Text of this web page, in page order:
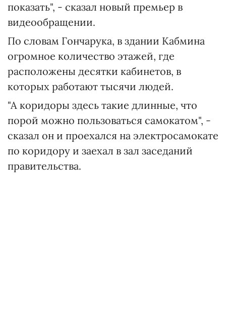
показать", - сказал новый премьер в
видеообращении.
По словам Гончарука, в здании Кабмина
огромное количество этажей, где
расположены десятки кабинетов, в
которых работают тысячи людей.
"А коридоры здесь такие длинные, что
порой можно пользоваться самокатом", -
сказал он и проехался на электросамокате
по коридору и заехал в зал заседаний
правительства.